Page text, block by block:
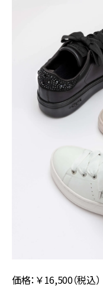
価格：￥16,500（税込）